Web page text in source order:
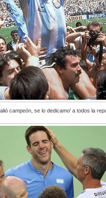
campeón, se lo dedicamo' a todos la